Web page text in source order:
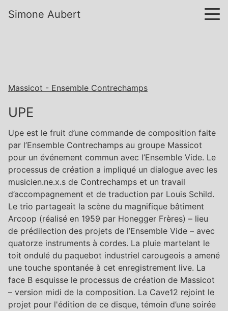
Simone Aubert
Massicot - Ensemble Contrechamps
UPE
Upe est le fruit d’une commande de composition faite
par l’Ensemble Contrechamps au groupe Massicot
pour un événement commun avec l’Ensemble Vide. Le
processus de création a impliqué un dialogue avec les
musicien.ne.x.s de Contrechamps et un travail
d’accompagnement et de traduction par Louis Schild.
Le trio partageait la scène du magnifique bâtiment
Arcoop (réalisé en 1959 par Honegger Frères) – lieu
de prédilection des projets de l’Ensemble Vide – avec
quatorze instruments à cordes. La pluie martelant le
toit ondulé du paquebot industriel carougeois a amené
une touche spontanée à cet enregistrement live. La
face B esquisse le processus de création de Massicot
– version midi de la composition. La Cave12 rejoint le
projet pour l'édition de ce disque, témoin d’une soirée